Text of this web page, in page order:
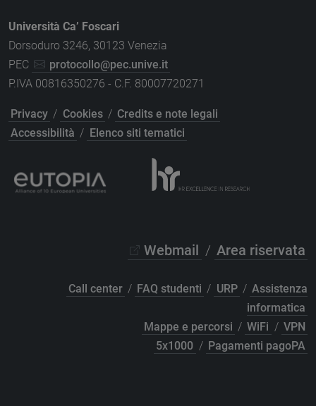
Università Ca’ Foscari
Dorsoduro 3246, 30123 Venezia
PEC
protocollo@pec.unive.it
P.IVA 00816350276 - C.F. 80007720271
Privacy / Cookies / Credits e note legali
Accessibilità / Elenco siti tematici
Webmail / Area riservata
Call center / FAQ studenti / URP / Assistenza
informatica
Mappe e percorsi / WiFi / VPN
5x1000 / Pagamenti pagoPA